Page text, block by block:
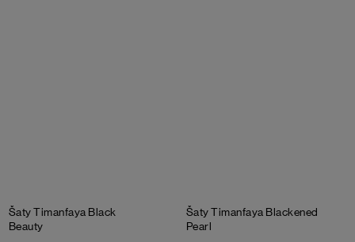
Šaty Timanfaya Black
Beauty
Šaty Timanfaya Blackened
Pearl